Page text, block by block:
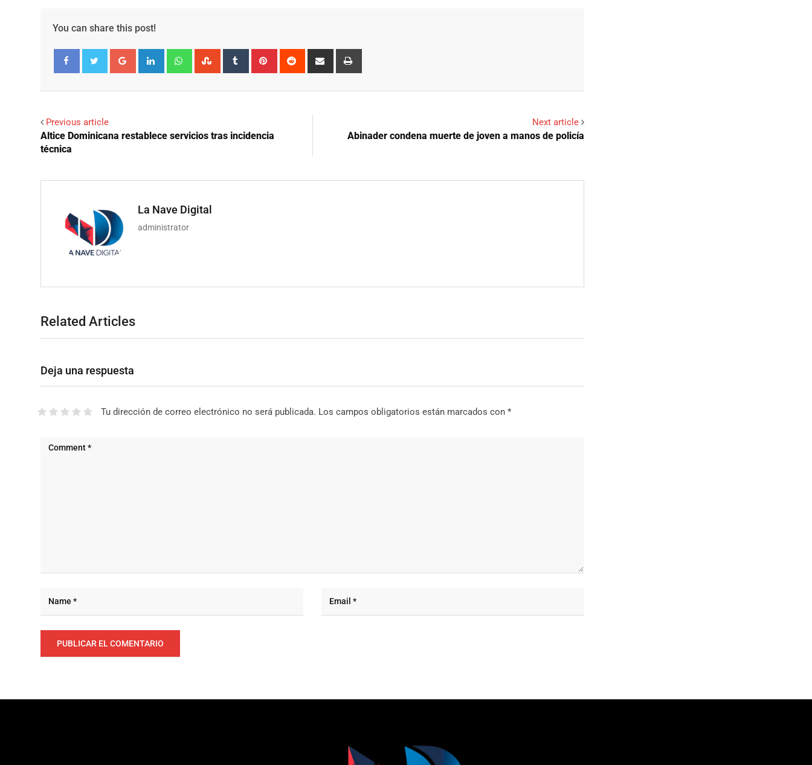
You can share this post!
Google+ LinkedIn WhatsappStumbleUpon
Tumblr Pinterest Reddit
Share
Previous article
Altice Dominicana restablece servicios tras incidencia
técnica
Next article
Abinader condena muerte de joven a manos de policía
La Nave Digital
administrator
Related Articles
Deja una respuesta
Tu dirección de correo electrónico no será publicada. Los campos obligatorios están marcados con *